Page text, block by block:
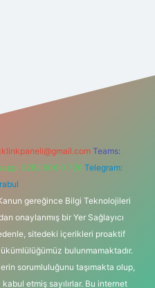
Teams:
0262 606 0 726 Telegram:
gereğince Bilgi Teknolojileri
onaylanmış bir Yer Sağlayıcı
sitedeki içerikleri proaktif
bulunmamaktadır.
sorumluluğunu taşımakta olup,
etmiş sayılırlar. Bu internet